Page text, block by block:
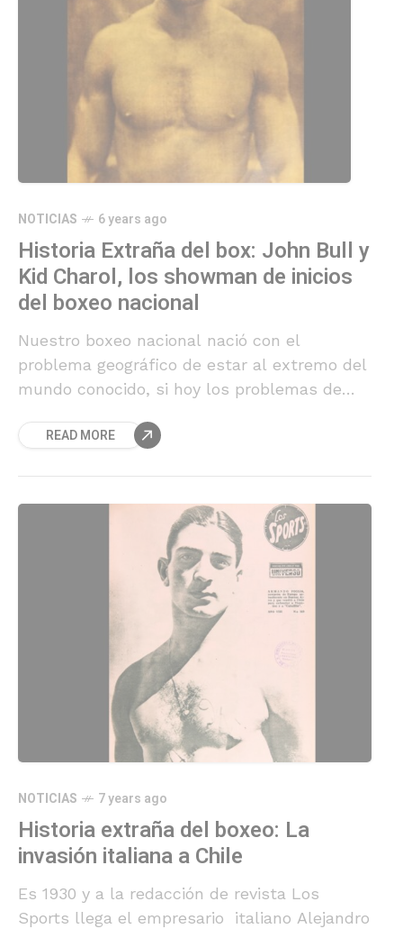
NOTICIAS 6 years ago
Historia Extraña del box: John Bull y
Kid Charol, los showman de inicios
del boxeo nacional
Nuestro boxeo nacional nació con el
problema geográfico de estar al extremo del
mundo conocido, si hoy los problemas de
de 1920 eran una epopeya.
READ MORE
NOTICIAS 7 years ago
Historia extraña del boxeo: La
invasión italiana a Chile
Es 1930 y a la redacción de revista Los
Sports llega el empresario italiano Alejandro